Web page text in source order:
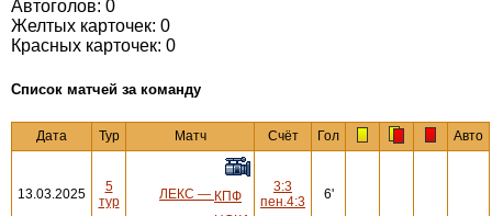
Автоголов: 0
Желтых карточек: 0
Красных карточек: 0
Cписок матчей за команду
Дата Тур Матч Счёт Гол Авто
13.03.2025
5
тур
ЛЕКС — КПФ
3:3
пен.4:3
6'